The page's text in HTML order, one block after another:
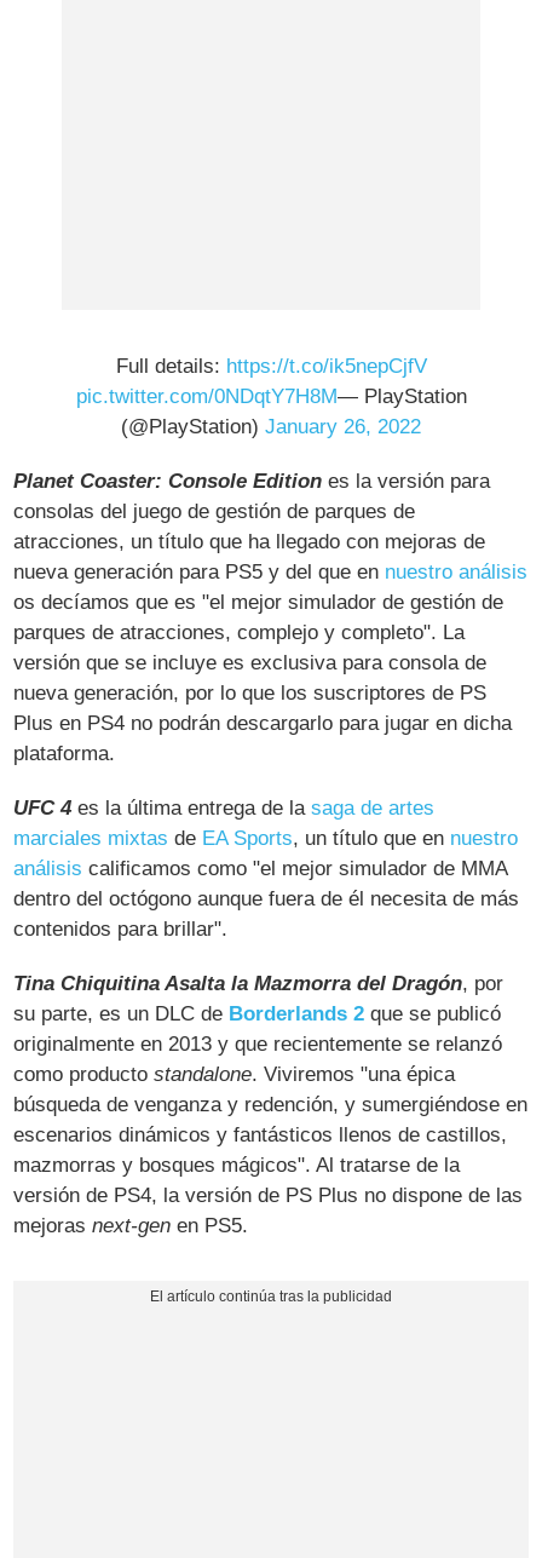
Full details: https://t.co/ik5nepCjfV
pic.twitter.com/0NDqtY7H8M— PlayStation
(@PlayStation) January 26, 2022
Planet Coaster: Console Edition es la versión para
consolas del juego de gestión de parques de
atracciones, un título que ha llegado con mejoras de
nueva generación para PS5 y del que en nuestro análisis
os decíamos que es "el mejor simulador de gestión de
parques de atracciones, complejo y completo". La
versión que se incluye es exclusiva para consola de
nueva generación, por lo que los suscriptores de PS
Plus en PS4 no podrán descargarlo para jugar en dicha
plataforma.
UFC 4 es la última entrega de lasaga de artes
marciales mixtas de EA Sports, un título que en nuestro
análisis calificamos como "el mejor simulador de MMA
dentro del octógono aunque fuera de él necesita de más
contenidos para brillar".
Tina Chiquitina Asalta la Mazmorra del Dragón, por
su parte, es un DLC de Borderlands 2 que se publicó
originalmente en 2013 y que recientemente se relanzó
como productostandalone. Viviremos "una épica
búsqueda de venganza y redención, y sumergiéndose en
escenarios dinámicos y fantásticos llenos de castillos,
mazmorras y bosques mágicos". Al tratarse de la
versión de PS4, la versión de PS Plus no dispone de las
mejorasnext-gen en PS5.